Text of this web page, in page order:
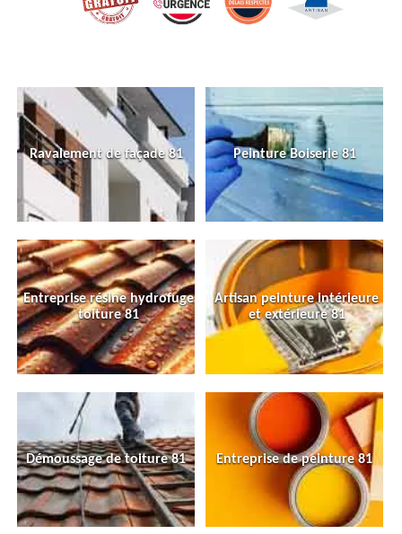
Ravalement de façade 81 Peinture Boiserie 81
Entreprise résine hydrofuge
toiture 81
Artisan peinture intérieure
et extérieure 81
Démoussage de toiture 81 Entreprise de peinture 81